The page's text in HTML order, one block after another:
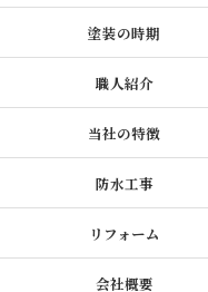
塗装の時期
職人紹介
当社の特徴
防水工事
リフォーム
会社概要